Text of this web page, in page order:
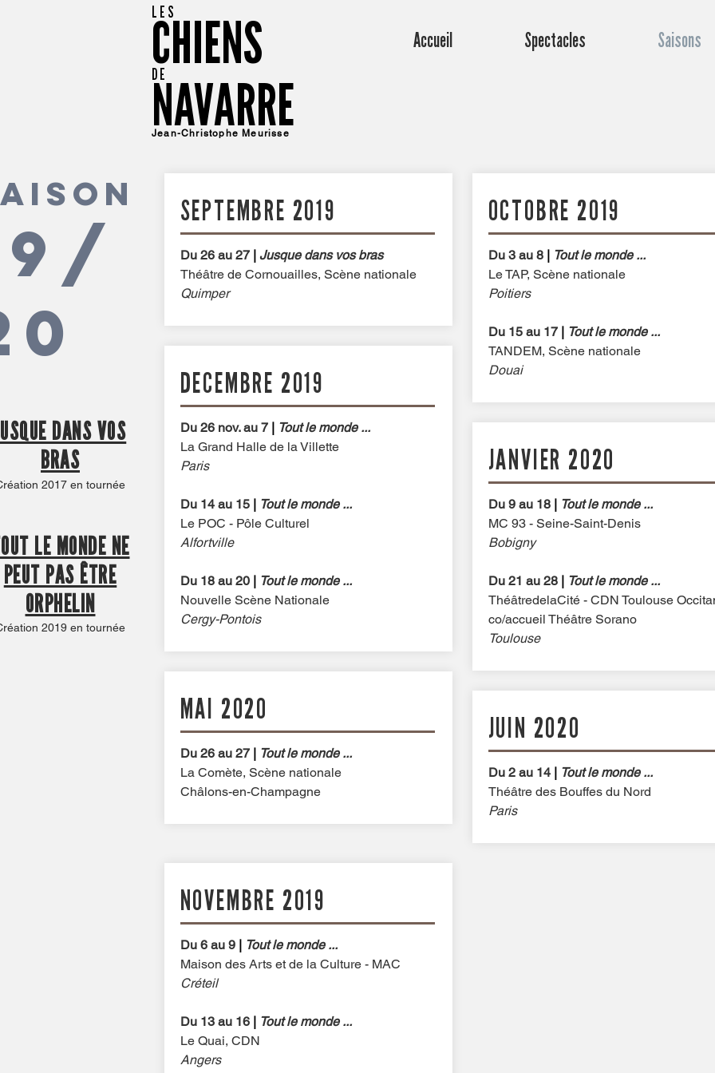
LES
CHIENS
DE
NAVARRE
Jean-Christophe Meurisse
Accueil Spectacles Saisons
DANS VOS
BRAS
2017 en tournée
LE MONDE NE
PEUT PAS ÊTRE
ORPHELIN
2019 en tournée
SEPTEMBRE 2019
Du 26 au 27 | Jusque dans vos bras
Théâtre de Cornouailles, Scène nationale
Quimper
DECEMBRE 2019
Du 26 nov. au 7 | Tout le monde ...
La Grand Halle de la Villette
Paris
Du 14 au 15 | Tout le monde ...
Le POC - Pôle Culturel
Alfortville
Du 18 au 20 | Tout le monde ...
Nouvelle Scène Nationale
Cergy-Pontois
MAI 2020
Du 26 au 27 | Tout le monde ...
La Comète, Scène nationale
Châlons-en-Champagne
OCTOBRE 2019
Du 3 au 8 | Tout le monde ...
Le TAP, Scène nationale
Poitiers
Du 15 au 17 | Tout le monde ...
TANDEM, Scène nationale
Douai
JANVIER 2020
Du 9 au 18 | Tout le monde ...
MC 93 - Seine-Saint-Denis
Bobigny
Du 21 au 28 | Tout le monde ...
ThéâtredelaCité - CDN Toulouse
co/accueil Théâtre Sorano
Toulouse
JUIN 2020
Du 2 au 14 | Tout le monde ...
Théâtre des Bouffes du Nord
Paris
NOVEMBRE 2019
Du 6 au 9 | Tout le monde ...
Maison des Arts et de la Culture - MAC
Créteil
Du 13 au 16 | Tout le monde ...
Le Quai, CDN
Angers